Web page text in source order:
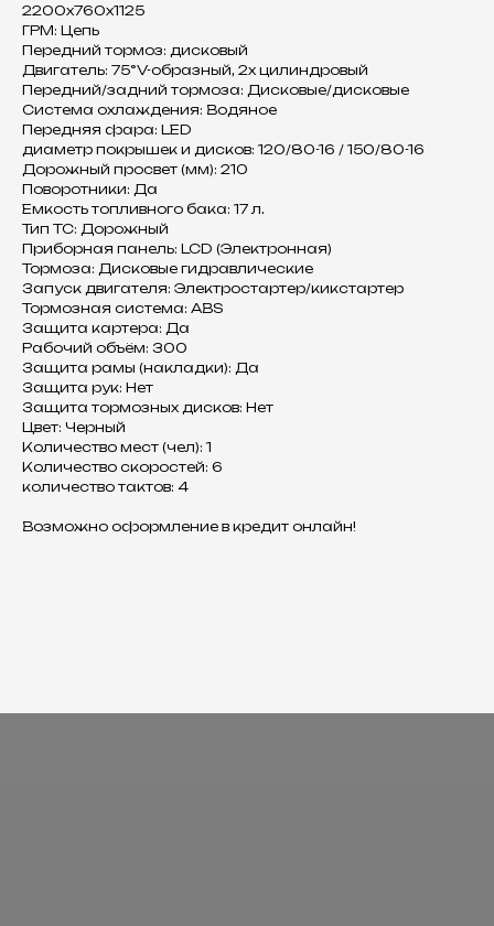
2200х760х1125
ГРМ: Цепь
Передний тормоз: дисковый
Двигатель: 75°V-образный, 2х цилиндровый
Передний/задний тормоза: Дисковые/дисковые
Система охлаждения: Водяное
Передняя фара: LED
диаметр покрышек и дисков: 120/80-16 / 150/80-16
Дорожный просвет (мм): 210
Поворотники: Да
Емкость топливного бака: 17 л.
Тип ТС: Дорожный
Приборная панель: LCD (Электронная)
Тормоза: Дисковые гидравлические
Запуск двигателя: Электростартер/кикстартер
Тормозная система: ABS
Защита картера: Да
Рабочий объём: 300
Защита рамы (накладки): Да
Защита рук: Нет
Защита тормозных дисков: Нет
Цвет: Черный
Количество мест (чел): 1
Количество скоростей: 6
количество тактов: 4
Возможно оформление в кредит онлайн!